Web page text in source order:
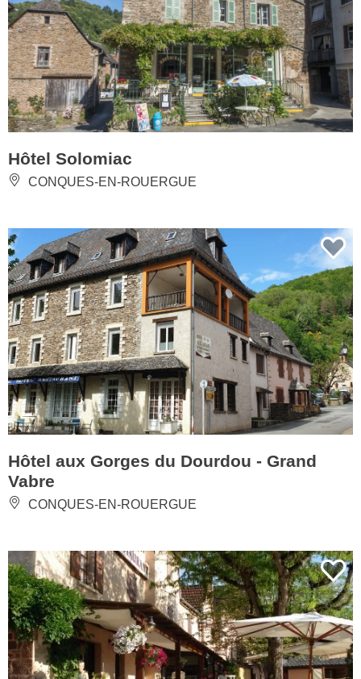
Hôtel Solomiac
CONQUES-EN-ROUERGUE
Hôtel aux Gorges du Dourdou - Grand
Vabre
CONQUES-EN-ROUERGUE